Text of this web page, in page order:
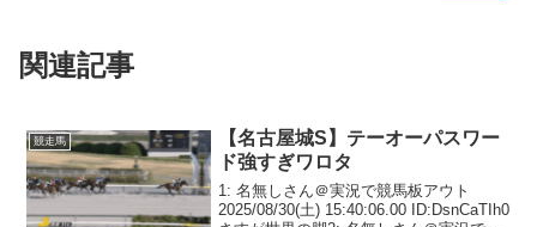
関連記事
競走馬
【名古屋城S】テーオーパスワー
ド強すぎワロタ
1: 名無しさん＠実況で競馬板アウト
2025/08/30(土) 15:40:06.00 ID:DsnCaTIh0